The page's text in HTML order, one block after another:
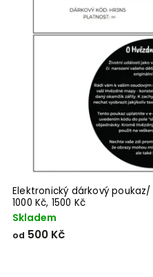
Elektronický dárkový
1000 Kč, 1500 Kč
Skladem
od 500 Kč